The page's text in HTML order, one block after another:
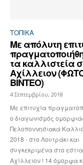
ΤΟΠΙΚΑ
Με απόλυτη
τα καλλιστεία
Αχίλλειον
ΒΙΝΤΕΟ)
4 Σεπτεμβρίου, 2018
Με επιτυχία
ο διαγωνισμός
Πελοποννησιακά
2018 - στο Λουτράκι και
συγκεκριμένα στο
Αχίλλειον ! 14 όμορφα και